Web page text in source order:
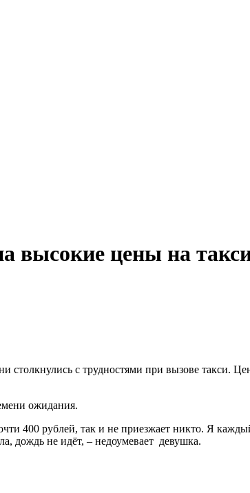
высокие цены на
с трудностями при вызове такси.
ожидания.
400 рублей, так и не приезжает никто. Я
дождь не идёт, – недоумевает девушка.